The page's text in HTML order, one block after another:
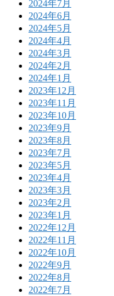
2024年7月
2024年6月
2024年5月
2024年4月
2024年3月
2024年2月
2024年1月
2023年12月
2023年11月
2023年10月
2023年9月
2023年8月
2023年7月
2023年5月
2023年4月
2023年3月
2023年2月
2023年1月
2022年12月
2022年11月
2022年10月
2022年9月
2022年8月
2022年7月